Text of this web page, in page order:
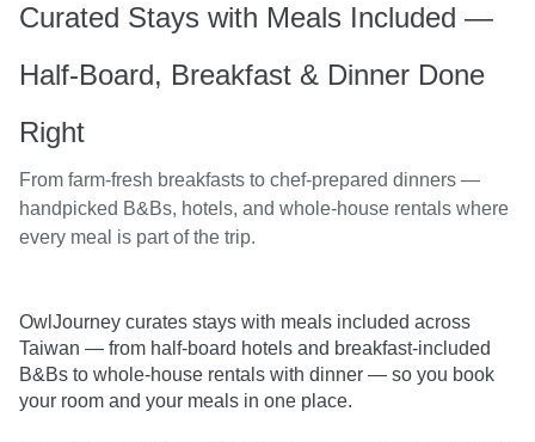
Curated Stays with Meals Included —
Half-Board, Breakfast & Dinner Done
Right
From farm-fresh breakfasts to chef-prepared dinners —
handpicked B&Bs, hotels, and whole-house rentals where
every meal is part of the trip.
OwlJourney curates stays with meals included across
Taiwan — from half-board hotels and breakfast-included
B&Bs to whole-house rentals with dinner — so you book
your room and your meals in one place.